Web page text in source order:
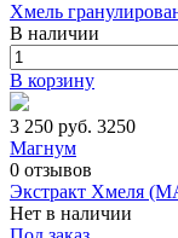
Хмель
В наличии
В корзину
3 250 руб. 3250
Магнум
0 отзывов
Экстракт Хмеля
Нет в наличии